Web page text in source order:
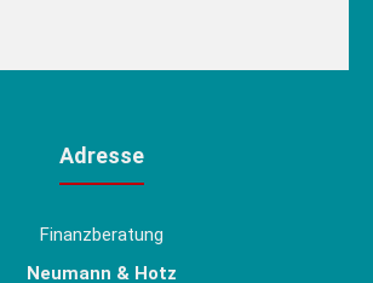
Adresse
Finanzberatung
Neumann & Hotz